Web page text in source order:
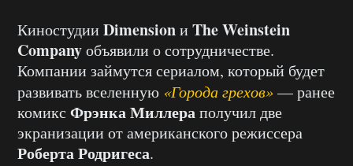
Киностудии Dimensionи The Weinstein
Companyобъявили о сотрудничестве.
Компании займутся сериалом, который будет
развивать вселенную «Города грехов»— ранее
комикс Фрэнка Миллераполучил две
экранизации от американского режиссера
Роберта Родригеса.